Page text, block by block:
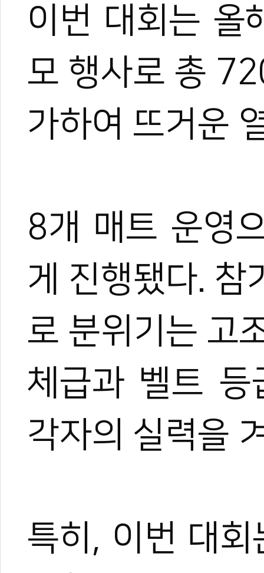
이번 대회는 올
모 행사로 총
가하여 뜨거운
8개 매트 운영
게
진행됐다. 참
로 분위기는 고
체급과 벨트 등
각자의 실력을
특히, 이번 대회